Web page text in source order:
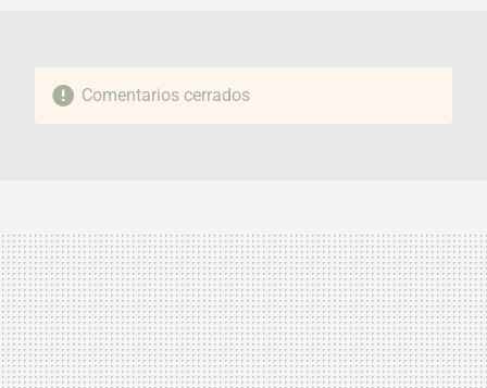
Comentarios cerrados